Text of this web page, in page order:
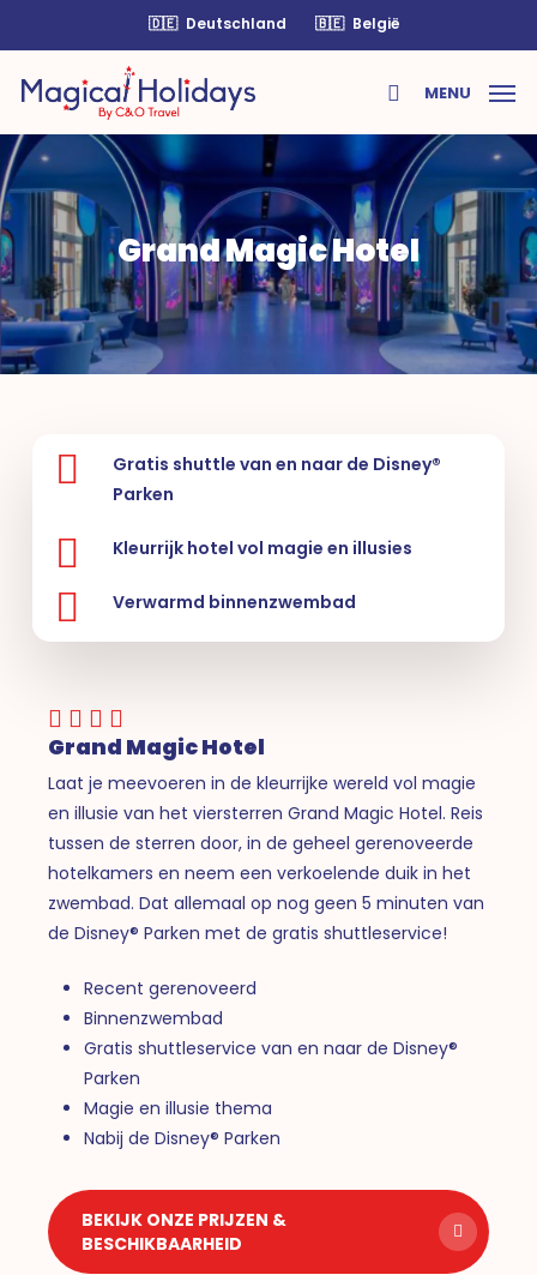
main
content
🇩🇪 Deutschland 🇧🇪 België
search
MENU
Grand Magic Hotel
Gratis shuttle van en naar de Disney®
Parken
Kleurrijk hotel vol magie en illusies
Verwarmd binnenzwembad
Grand Magic Hotel
Laat je meevoeren in de kleurrijke wereld vol magie
en illusie van het viersterren Grand Magic Hotel. Reis
tussen de sterren door, in de geheel gerenoveerde
hotelkamers en neem een verkoelende duik in het
zwembad. Dat allemaal op nog geen 5 minuten van
de Disney® Parken met de gratis shuttleservice!
Recent gerenoveerd
Binnenzwembad
Gratis shuttleservice van en naar de Disney®
Parken
Magie en illusie thema
Nabij de Disney® Parken
BEKIJK ONZE PRIJZEN &
BESCHIKBAARHEID